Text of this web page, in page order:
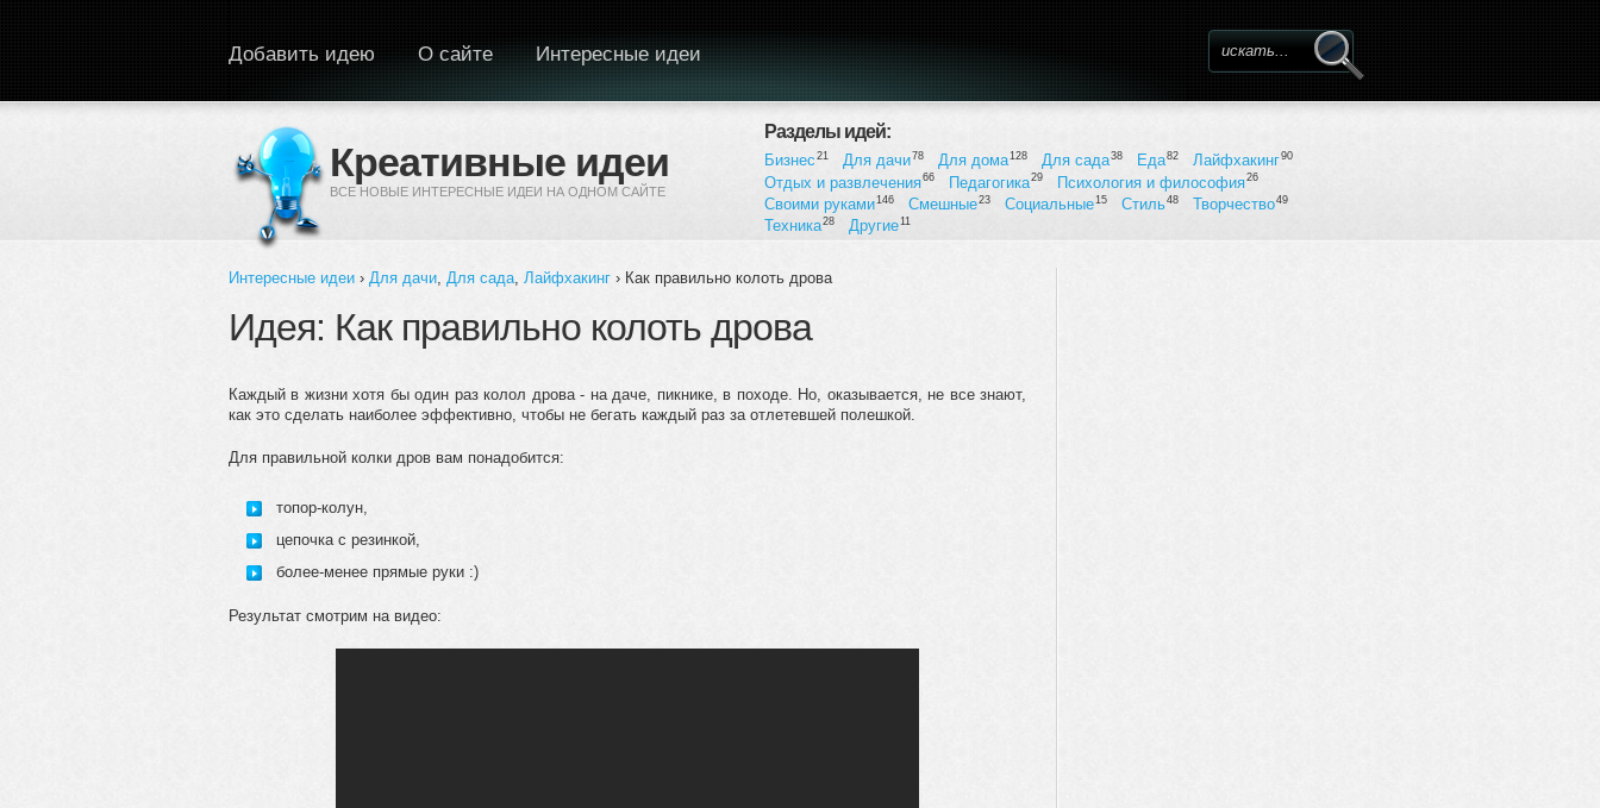
Креативные идеи
ВСЕ НОВЫЕ ИНТЕРЕСНЫЕ ИДЕИ НА ОДНОМ САЙТЕ
Добавить идею О сайте Интересные идеи Форма поиска
Разделы идей:
Бизнес 21 Для дачи78 Для дома128 Для сада38 Еда82 Лайфхакинг90
Отдых и развлечения66 Педагогика29 Психология и философия26
Своими руками146 Смешные23 Социальные 15 Стиль48 Творчество49
Техника28 Другие 11
Вы здесь
Интересные идеи › Для дачи, Для сада, Лайфхакинг › Как правильно колоть дрова
Идея: Как правильно колоть дрова
Каждый в жизни хотя бы один раз колол дрова - на даче, пикнике, в походе. Но, оказывается, не все знают,
как это сделать наиболее эффективно, чтобы не бегать каждый раз за отлетевшей полешкой.
Для правильной колки дров вам понадобится:
топор-колун,
цепочка с резинкой,
более-менее прямые руки :)
Результат смотрим на видео: